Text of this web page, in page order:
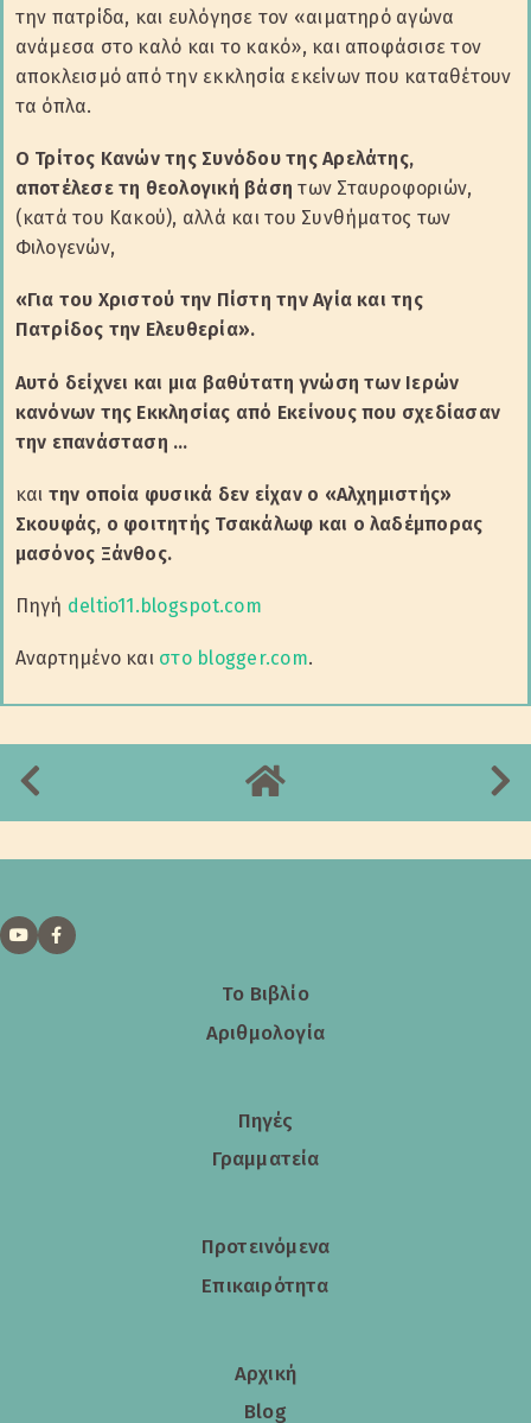
την πατρίδα, και ευλόγησε τον «αιματηρό αγώνα
ανάμεσα στο καλό και το κακό», και αποφάσισε τον
αποκλεισμό από την εκκλησία εκείνων που καταθέτουν
τα όπλα.
Ο Τρίτος Κανών της Συνόδου της Αρελάτης,
αποτέλεσε τη θεολογική βάση των Σταυροφοριών,
(κατά του Κακού), αλλά και του Συνθήματος των
Φιλογενών,
«Για του Χριστού την Πίστη την Αγία και της
Πατρίδος την Ελευθερία».
Αυτό δείχνει και μια βαθύτατη γνώση των Ιερών
κανόνων της Εκκλησίας από Εκείνους που σχεδίασαν
την επανάσταση …
και την οποία φυσικά δεν είχαν ο «Αλχημιστής»
Σκουφάς, ο φοιτητής Τσακάλωφ και ο λαδέμπορας
μασόνος Ξάνθος.
Πηγή deltio11.blogspot.com
Αναρτημένο και στο blogger.com.
Το Βιβλίο
Αριθμολογία
Πηγές
Γραμματεία
Προτεινόμενα
Επικαιρότητα
Αρχική
Blog